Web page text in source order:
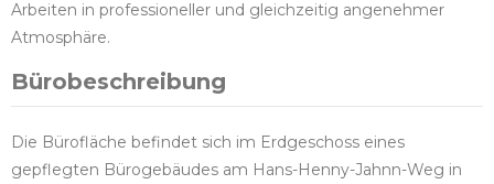
Arbeiten in professioneller und gleichzeitig angenehmer
Atmosphäre.
Bürobeschreibung
Die Bürofläche befindet sich im Erdgeschoss eines
gepflegten Bürogebäudes am Hans-Henny-Jahnn-Weg in